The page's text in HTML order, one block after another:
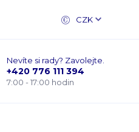
CZK
Nevíte si rady? Zavolejte.
+420 776 111 394
7:00 - 17:00 hodin